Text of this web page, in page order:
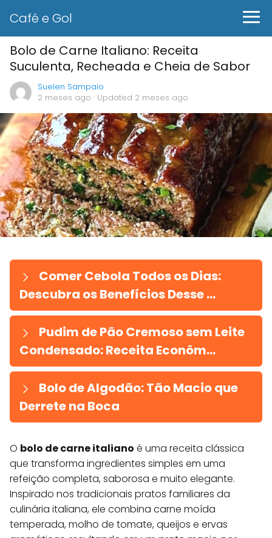
Café e Gol
Bolo de Carne Italiano: Receita
Suculenta, Recheada e Cheia de Sabor
Suelen Sampaio
2 meses ago · Updated 2 meses ago
Comer Cebola Todos os Dias:
Descubra os Benefícios Desse ...
Pudim de Pão Cremoso sem Leite
Condensado: Receita Econôm...
Bolo de Algodão: Tão Macio que
Derrete na Boca
O bolo de carne italiano é uma receita clássica
que transforma ingredientes simples em uma
refeição completa, saborosa e muito elegante.
Inspirado nos tradicionais pratos familiares da
culinária italiana, ele combina carne moída
temperada, molho de tomate, queijos e ervas